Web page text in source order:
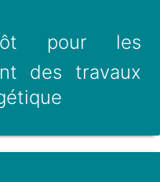
pour les
des travaux